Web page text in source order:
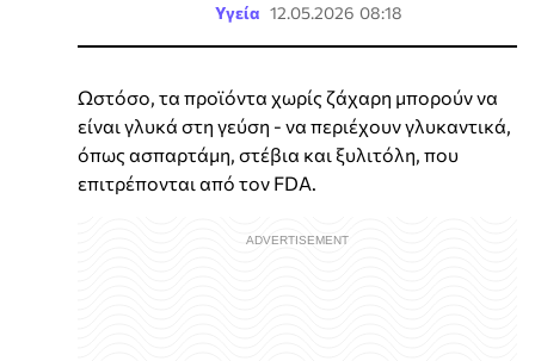
Υγεία 12.05.2026 08:18
Ωστόσο, τα προϊόντα χωρίς ζάχαρη μπορούν να
είναι γλυκά στη γεύση - να περιέχουν γλυκαντικά,
όπως ασπαρτάμη, στέβια και ξυλιτόλη, που
επιτρέπονται από τον FDA.